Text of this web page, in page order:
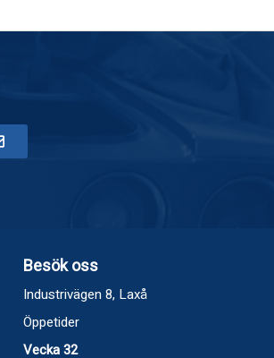
Besök oss
Industrivägen 8, Laxå
Öppetider
Vecka 32